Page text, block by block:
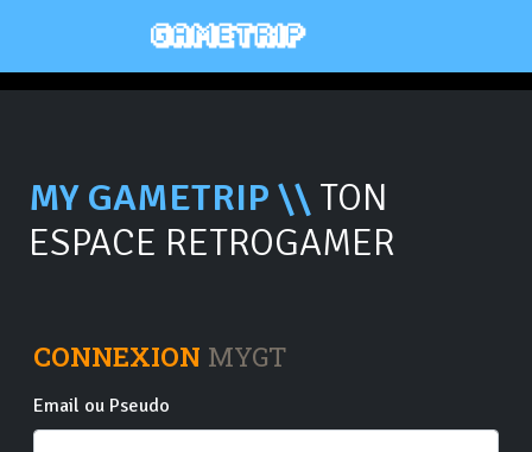
MY GAMETRIP \\ TON
ESPACE RETROGAMER
CONNEXION MYGT
Email ou Pseudo